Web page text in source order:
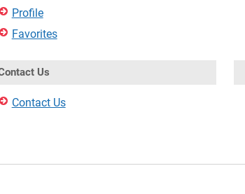
Profile
Favorites
Us
Contact Us